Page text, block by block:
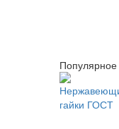
Популярное